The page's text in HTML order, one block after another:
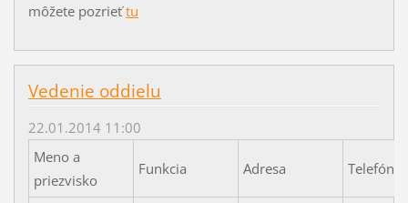
môžete pozrieťtu
Vedenie oddielu
22.01.2014 11:00
Meno a
priezvisko
Funkcia Adresa Telefón